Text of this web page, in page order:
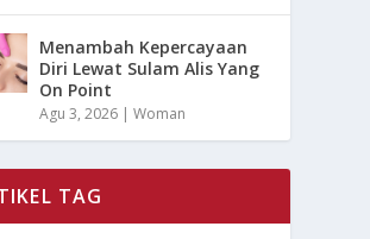
Menambah Kepercayaan
Diri Lewat Sulam Alis Yang
On Point
Agu 3, 2026 |Woman
TAG